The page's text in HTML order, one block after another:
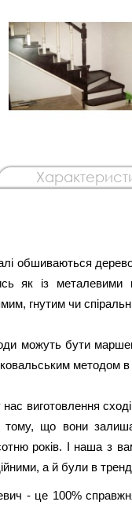
як із
гнутим чи
можуть бути
ковальським методом в
виготовлення
тому, що вони
років. І наша з
а й були в
- це 100%